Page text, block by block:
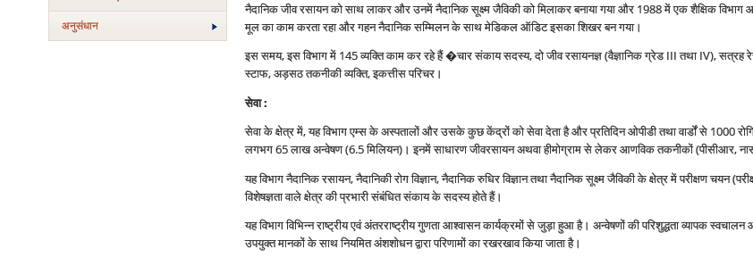
अनुसंधान
नैदानिक जीव रसायन को साथ लाकर और उनमें नैदानिक सूक्ष्‍म जैविकी को मिलाकर बनाया गया और 1988 में एक शैक्षिक
मूल का काम करता रहा और गहन नैदानिक सम्मिलन के साथ मेडिकल ऑडिट इसका शिखर बन गया।
इस समय, इस विभाग में 145 व्‍यक्ति काम कर रहे हैं �चार संकाय सदस्‍य, दो जीव रसायनज्ञ (वैज्ञानिक ग्रेड III तथा IV), सत्रह
स्‍टाफ, अड़सठ तकनीकी व्‍यक्ति, इकत्तीस परिचर।
सेवा :
सेवा के क्षेत्र में, यह विभाग एम्‍स के अस्‍पतालों और उसके कुछ केंद्रों को सेवा देता है और प्रतिदिन ओपीडी तथा वार्डों से 1000
लगभग 65 लाख अन्‍वेषण (6.5 मिलियन)। इनमें साधारण जीवरसायन अथवा हीमोग्राम से लेकर आणविक तकनीकों (पीसीआर,
यह विभाग नैदानिक रसायन, नैदानिकी रोग विज्ञान, नैदानिक रुधिर विज्ञान तथा नैदानिक सूक्ष्‍म जैविकी के क्षेत्र में परीक्षण चयन
विशेषज्ञता वाले क्षेत्र की प्रभारी संबंधित संकाय के सदस्‍य होते हैं।
यह विभाग विभिन्‍न राष्‍ट्रीय एवं अंतरराष्‍ट्रीय गुणता आश्‍वासन कार्यक्रमों से जुड़ा हुआ है। अन्‍वेषणों की परिशुद्धता व्‍यापक
उपयुक्‍त मानकों के साथ नियमित अंशशोधन द्वारा परिणामों का रखरखाव किया जाता है।